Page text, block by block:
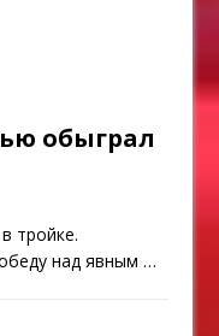
обыграл
тройке.
над явным…